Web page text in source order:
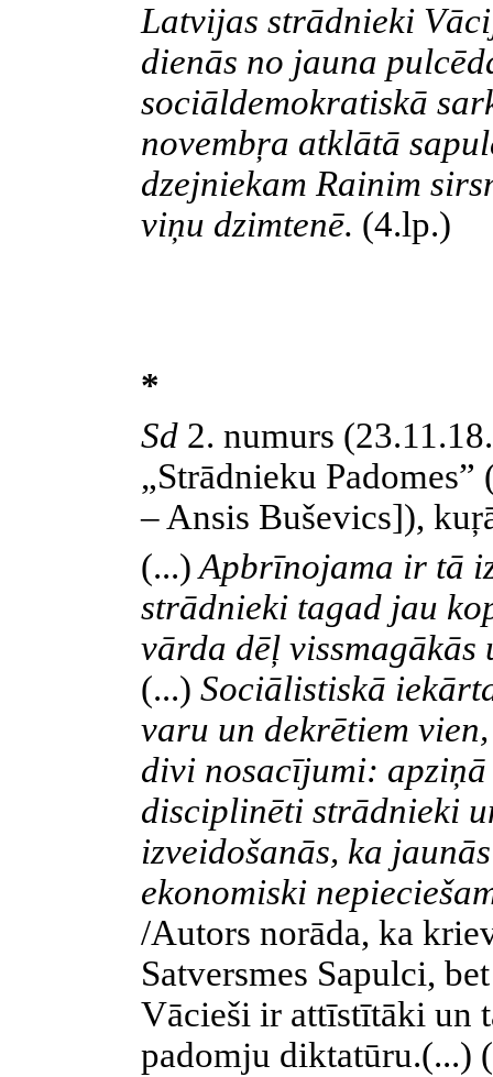
Latvijas strādnieki
dienās no jauna
sociāldemokratiskā
novembŗa atklātā
dzejniekam Rainim
viņu dzimtenē. (4.lp.)
*
Sd 2. numurs
„Strādnieku
– Ansis Buševics]),
(...)Apbrīnojama ir tā
strādnieki tagad jau
vārda dēļ vissmagākās
(...) Sociālistiskā
varu un dekrētiem
divi nosacījumi:
disciplinēti strādnieki
izveidošanās, ka
ekonomiski
/Autors norāda, ka
Satversmes Sapulci,
Vācieši ir attīstītāki un
padomju diktatūru.(...)